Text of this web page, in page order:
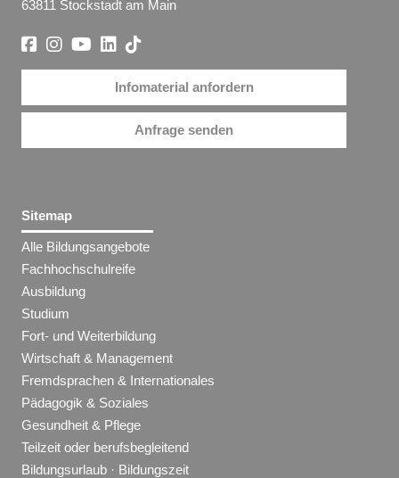
63811 Stockstadt am Main
Infomaterial anfordern
Anfrage senden
Sitemap
Alle Bildungsangebote
Fachhochschulreife
Ausbildung
Studium
Fort- und Weiterbildung
Wirtschaft & Management
Fremdsprachen & Internationales
Pädagogik & Soziales
Gesundheit & Pflege
Teilzeit oder berufsbegleitend
Bildungsurlaub · Bildungszeit